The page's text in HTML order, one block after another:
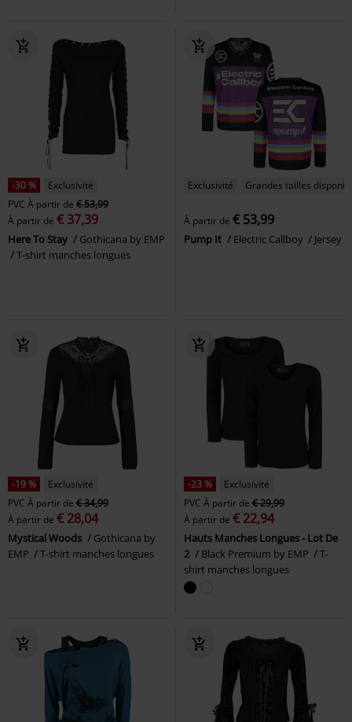
-30 %
Exclusivité
PVC À partir de € 53,99
À partir de € 37,39
Here To Stay
Gothicana by EMP
T-shirt manches longues
Exclusivité Grandes tailles
À partir de € 53,99
Pump It Electric Callboy Jersey
-19 %
Exclusivité
PVC À partir de € 34,99
À partir de € 28,04
Mystical Woods
Gothicana by
EMP
T-shirt manches longues
-23 %
Exclusivité
PVC À partir de € 29,99
À partir de € 22,94
Hauts Manches Longues - Lot De
2
Black Premium by EMP
T-
shirt manches longues